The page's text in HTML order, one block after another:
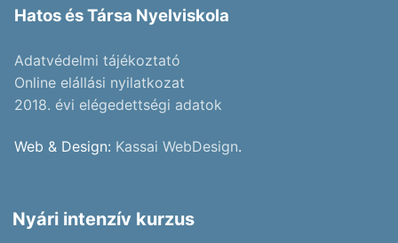
Hatos és Társa Nyelviskola
Adatvédelmi tájékoztató
Online elállási nyilatkozat
2018. évi elégedettségi adatok
Web & Design: Kassai WebDesign.
Nyári intenzív kurzus